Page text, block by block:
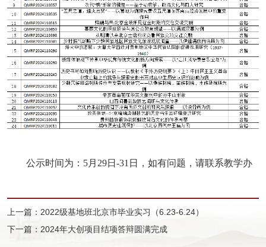
公示时间为：5月29日-31日，如有问题，请联系教学办
上一篇：2022级基地班北京市毕业实习（6.23-6.24）
下一篇：2024年大创项目结项答辩圆满完成